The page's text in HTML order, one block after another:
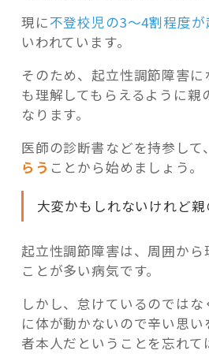
現に不登校児の3～4割程度
いわれています。
そのため、起立性調節障害
も理解してもらえるように親
なります。
医師の診断書などを持参して、
らう ことから始めましょう。
大変かもしれないけれど
起立性調節障害は、周囲から
ことが多い病気です。
しかし、怠けているのでは
に体が動かないので辛い思
者本人だということを忘れて